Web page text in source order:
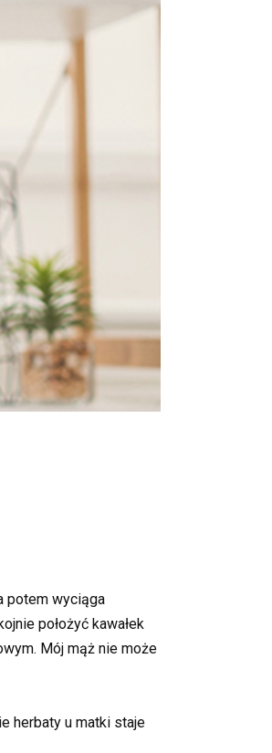
potem wyciąga
położyć kawałek
Mój mąż nie może
herbaty u matki staje